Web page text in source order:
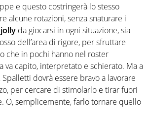
e questo costringerà lo stesso
alcune rotazioni, senza snaturare i
da giocarsi in ogni situazione, sia
dell’area di rigore, per sfruttare
che in pochi hanno nel roster
va capito, interpretato e schierato. Ma a
dovrà essere bravo a lavorare
per cercare di stimolarlo e tirar fuori
O, semplicemente, farlo tornare quello